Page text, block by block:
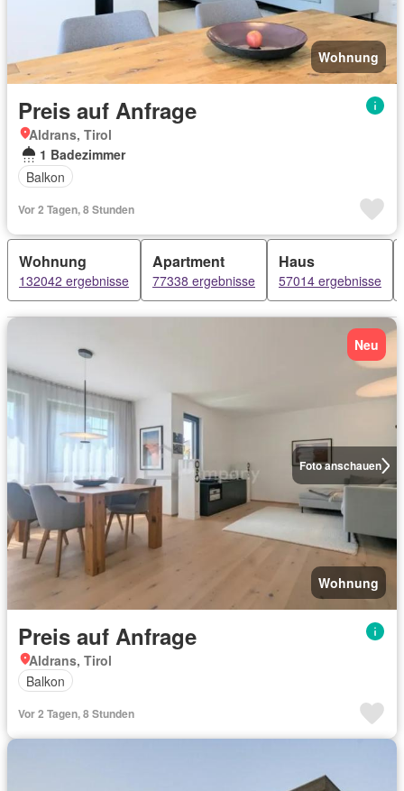
Wohnung
Preis auf Anfrage
Aldrans, Tirol
1 Badezimmer
Balkon
Vor 2 Tagen, 8 Stunden
Wohnung
132042 ergebnisse
Apartment
77338 ergebnisse
Haus
57014 ergebnisse
Foto anschauen
Neu
Wohnung
Preis auf Anfrage
Aldrans, Tirol
Balkon
Vor 2 Tagen, 8 Stunden